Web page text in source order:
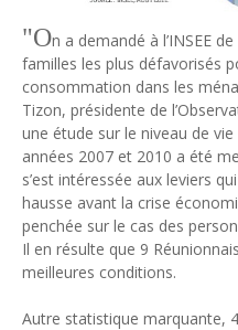
Marques
Tsirisoa Edition-May
Art et médias
Unknown- May 09
Tourisme : l'Afrique
Unknown-May 03
Economie : quand
Unknown-Apr 26 2026
Tourisme : le
Unknown -Aug 07
Le cours de l'or au
"On a demandé à l’INSEE
familles les plus défavorisés
consommation dans les
Tizon, présidente de
une étude sur le niveau de
années 2007 et 2010 a été
s’est intéressée aux leviers
hausse avant la crise
penchée sur le cas des
Il en résulte que 9
meilleures conditions.
Autre statistique marquante,